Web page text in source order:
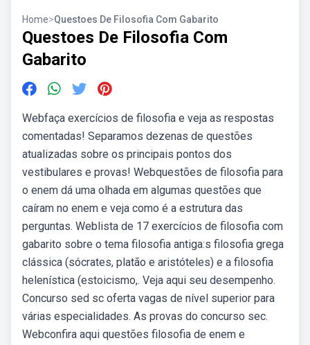
Home>Questoes De Filosofia Com Gabarito
Questoes De Filosofia Com
Gabarito
Webfaça exercícios de filosofia e veja as respostas
comentadas! Separamos dezenas de questões
atualizadas sobre os principais pontos dos
vestibulares e provas! Webquestões de filosofia para
o enem dá uma olhada em algumas questões que
caíram no enem e veja como é a estrutura das
perguntas. Weblista de 17 exercícios de filosofia com
gabarito sobre o tema filosofia antiga:s filosofia grega
clássica (sócrates, platão e aristóteles) e a filosofia
helenística (estoicismo,. Veja aqui seu desempenho.
Concurso sed sc oferta vagas de nível superior para
várias especialidades. As provas do concurso sec.
Webconfira aqui questões filosofia de enem e